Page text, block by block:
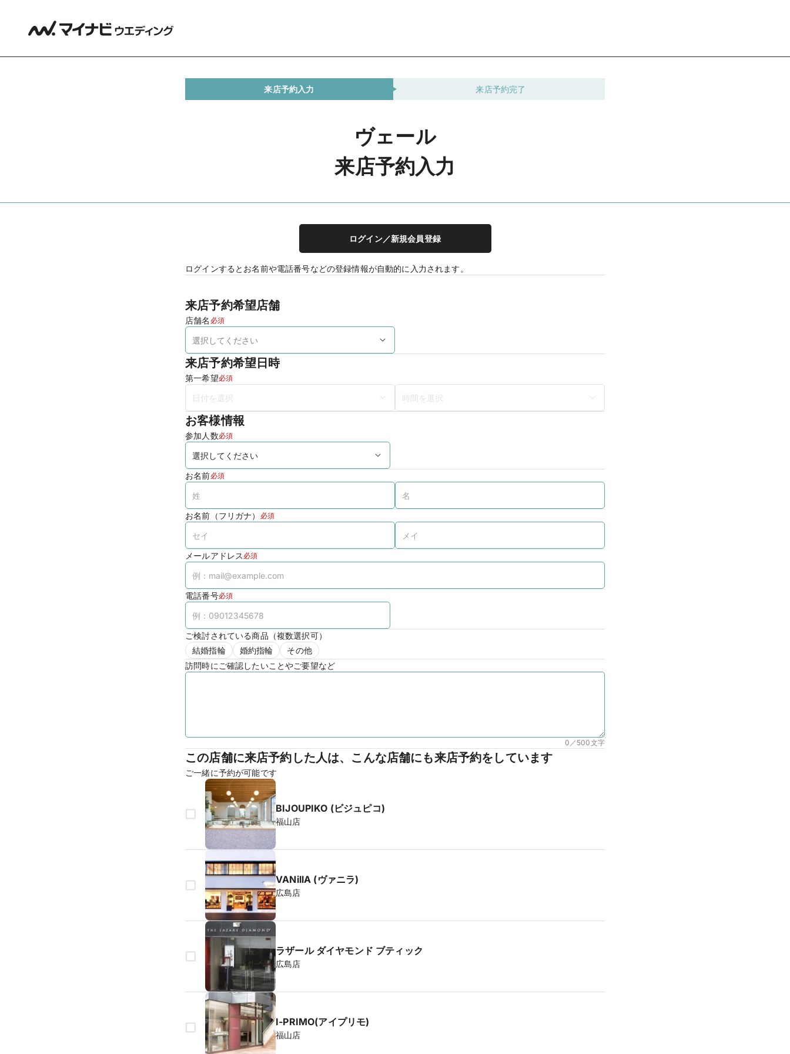
来店予約入力 来店予約完了
ヴェール
来店予約入力
ログイン／新規会員登録
ログインするとお名前や電話番号などの登録情報が自動的に入力されます。
来店予約希望店舗
店舗名 必須
来店予約希望日時
第一希望必須
お客様情報
参加人数必須
お名前必須
お名前（フリガナ） 必須
メールアドレス 必須
電話番号必須
ご検討されている商品（複数選択可）
結婚指輪
婚約指輪
その他
訪問時にご確認したいことやご要望など
0／500文字
この店舗に来店予約した人は、こんな店舗にも来店予約をしています
ご一緒に予約が可能です
BIJOUPIKO (ビジュピコ)
福山店
VANillA (ヴァニラ)
広島店
ラザール ダイヤモンド ブティック
広島店
I-PRIMO(アイプリモ)
福山店